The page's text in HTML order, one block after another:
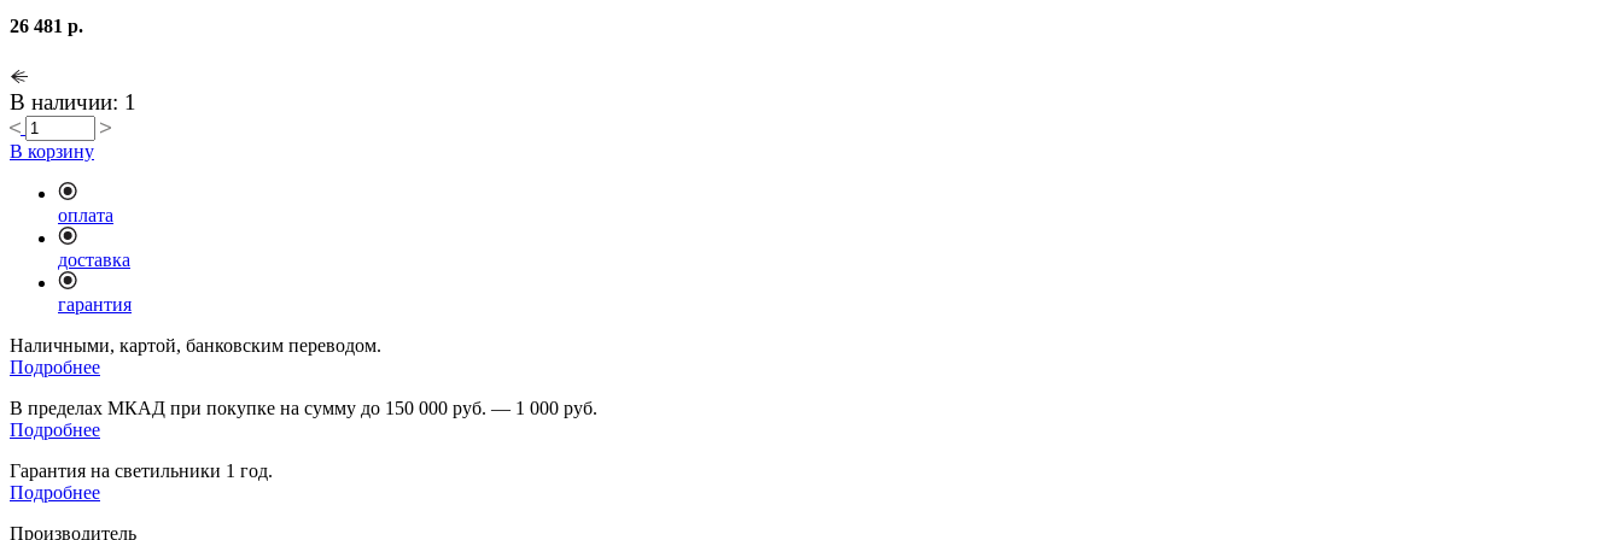
26 481 р.
В наличии: 1
В корзину
оплата
доставка
гарантия
Наличными, картой, банковским переводом.
Подробнее
В пределах МКАД при покупке на сумму до 150 000 руб. — 1 000 руб.
Подробнее
Гарантия на светильники 1 год.
Подробнее
Производитель